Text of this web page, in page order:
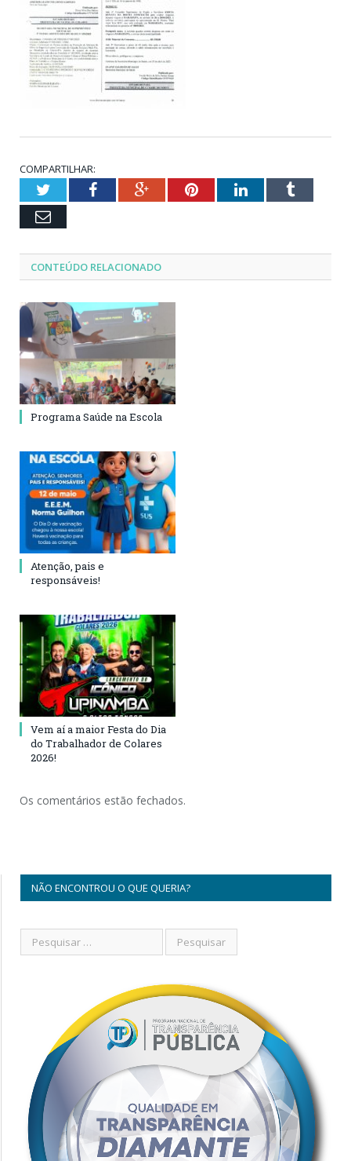
COMPARTILHAR:
TwitterFacebookGoogle+PinterestLinkedInTumblr
Email
CONTEÚDO RELACIONADO
Programa Saúde na Escola
Atenção, pais e
responsáveis!
Vem aí a maior Festa do Dia
do Trabalhador de Colares
2026!
Os comentários estão fechados.
NÃO ENCONTROU O QUE QUERIA?